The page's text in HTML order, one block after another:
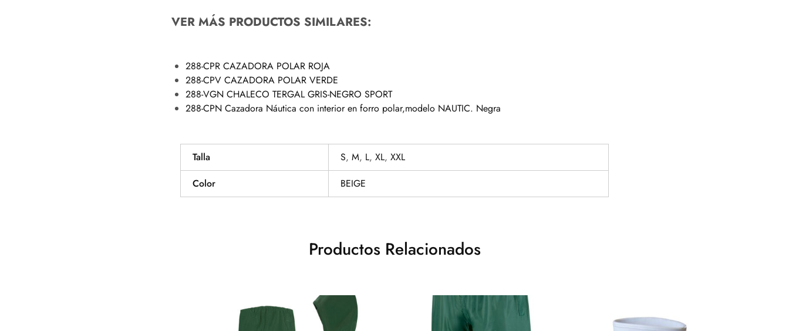
VER MÁS PRODUCTOS SIMILARES:
288-CPR CAZADORA POLAR ROJA
288-CPV CAZADORA POLAR VERDE
288-VGN CHALECO TERGAL GRIS-NEGRO SPORT
288-CPN Cazadora Náutica con interior en forro polar,modelo NAUTIC. Negra
Talla S, M, L, XL, XXL
Color
BEIGE
Productos Relacionados